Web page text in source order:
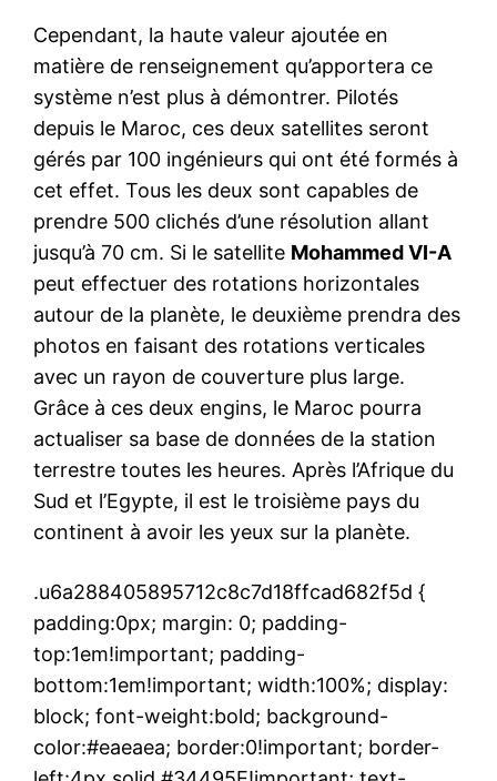
Cependant, la haute valeur ajoutée en
matière de renseignement qu’apportera ce
système n’est plus à démontrer. Pilotés
depuis le Maroc, ces deux satellites seront
gérés par 100 ingénieurs qui ont été formés à
cet effet. Tous les deux sont capables de
prendre 500 clichés d’une résolution allant
jusqu’à 70 cm. Si le satellite Mohammed VI-A
peut effectuer des rotations horizontales
autour de la planète, le deuxième prendra des
photos en faisant des rotations verticales
avec un rayon de couverture plus large.
Grâce à ces deux engins, le Maroc pourra
actualiser sa base de données de la station
terrestre toutes les heures. Après l’Afrique du
Sud et l’Egypte, il est le troisième pays du
continent à avoir les yeux sur la planète.
.u6a288405895712c8c7d18ffcad682f5d {
padding:0px; margin: 0; padding-
top:1em!important; padding-
bottom:1em!important; width:100%; display:
block; font-weight:bold; background-
color:#eaeaea; border:0!important; border-